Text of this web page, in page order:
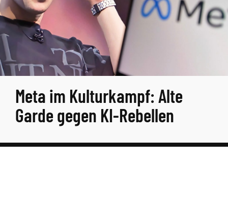
Meta im Kulturkampf: Alte
Garde gegen KI-Rebellen